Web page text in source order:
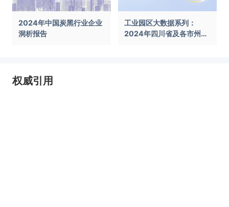
2024年中国炭黑行业企业
洞析报告
工业园区大数据系列：
2024年四川省及各市州工
权威引用